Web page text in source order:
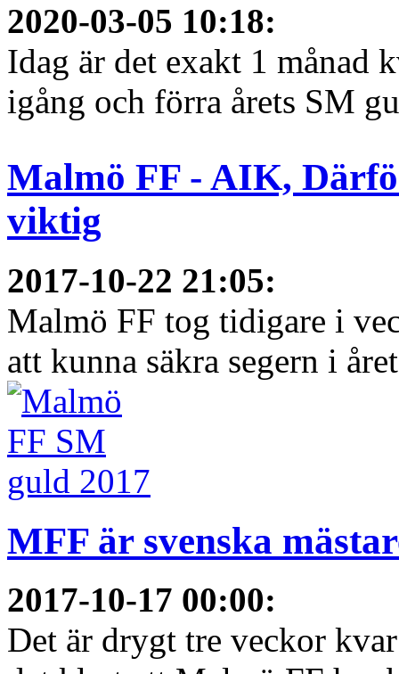
2020-03-05 10:18:
Idag är det exakt 1 månad
igång och förra årets SM
Malmö FF - AIK,
viktig
2017-10-22 21:05:
Malmö FF tog tidigare i
att kunna säkra segern i
MFF är svenska
2017-10-17 00:00:
Det är drygt tre veckor